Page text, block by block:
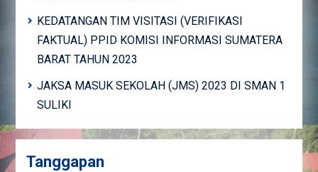
KEDATANGAN TIM VISITASI (VERIFIKASI
FAKTUAL) PPID KOMISI INFORMASI SUMATERA
BARAT TAHUN 2023
JAKSA MASUK SEKOLAH (JMS) 2023 DI SMAN 1
SULIKI
Tanggapan